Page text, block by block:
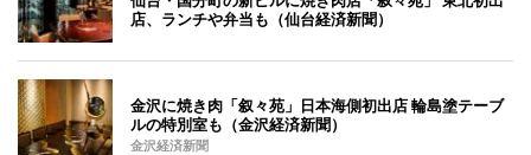
店、ランチや弁当も（仙台経済新聞）
金沢に焼き肉「叙々苑」日本海側初出店 輪島塗テーブ
ルの特別室も（金沢経済新聞）
金沢経済新聞